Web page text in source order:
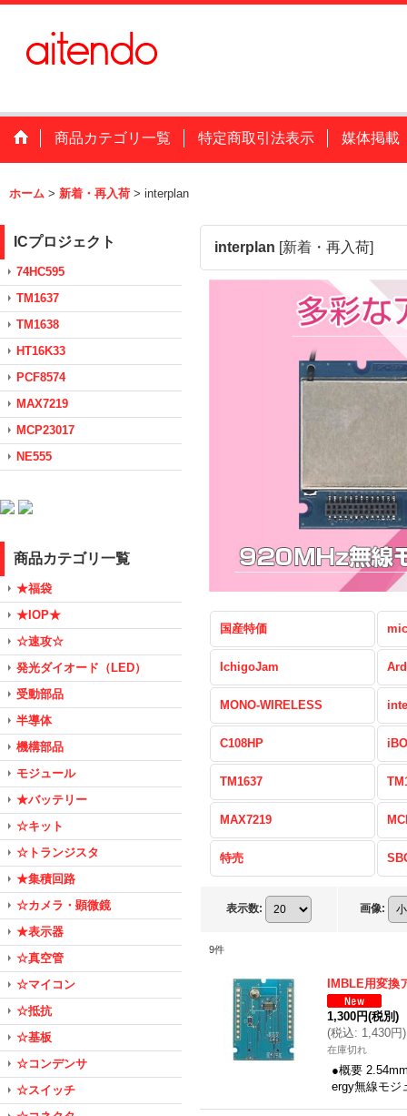
商品カテゴリ一覧 特定商取引法表示 媒体掲載
ホーム > 新着・再入荷 > interplan
ICプロジェクト
74HC595
TM1637
TM1638
HT16K33
PCF8574
MAX7219
MCP23017
NE555
商品カテゴリ一覧
★福袋
★IOP★
☆速攻☆
発光ダイオード（LED）
受動部品
半導体
機構部品
モジュール
★バッテリー
☆キット
☆トランジスタ
★集積回路
☆カメラ・顕微鏡
★表示器
☆真空管
☆マイコン
☆抵抗
☆基板
☆コンデンサ
☆スイッチ
interplan [新着・再入荷]
国産特価
IchigoJam
MONO-WIRELESS
C108HP
TM1637
MAX7219
特売
表示数: 画像:
9件
IMBLE用変換
1,300円(税別)
(税込: 1,430円)
在庫切れ
●概要
ergy無線モジ